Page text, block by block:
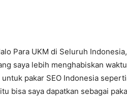
Para UKM di Seluruh
saya lebih menghabiskan
pakar SEO Indonesia
bisa saya dapatkan sebagai